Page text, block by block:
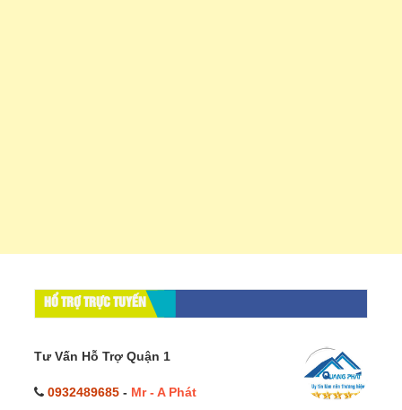
HỔ TRỢ TRỰC TUYẾN
Tư Vấn Hỗ Trợ Quận 1
0932489685 - Mr - A Phát